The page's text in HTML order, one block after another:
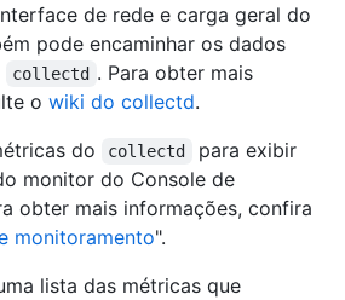
de rede e carga geral do
pode encaminhar os dados
collectd . Para obter mais
o wiki do collectd.
do
collectd
para exibir
monitor do Console de
obter mais informações, confira
monitoramento".
lista das métricas que